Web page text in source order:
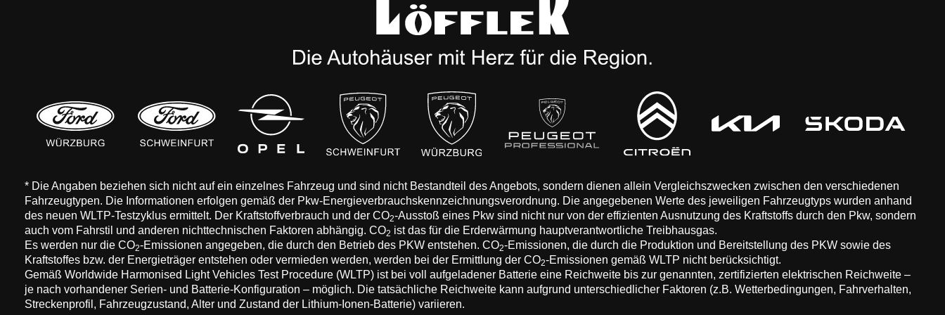
* Die Angaben beziehen sich nicht auf ein einzelnes Fahrzeug und sind nicht Bestandteil des Angebots, sondern dienen allein Vergleichszwecken zwischen den verschiedenen
Fahrzeugtypen. Die Informationen erfolgen gemäß der Pkw-Energieverbrauchskennzeichnungsverordnung. Die angegebenen Werte des jeweiligen Fahrzeugtyps wurden anhand
des neuen WLTP-Testzyklus ermittelt. Der Kraftstoffverbrauch und der CO2-Ausstoß eines Pkw sind nicht nur von der effizienten Ausnutzung des Kraftstoffs durch den Pkw, sondern
auch vom Fahrstil und anderen nichttechnischen Faktoren abhängig. CO2 ist das für die Erderwärmung hauptverantwortliche Treibhausgas.
Es werden nur die CO2-Emissionen angegeben, die durch den Betrieb des PKW entstehen. CO2-Emissionen, die durch die Produktion und Bereitstellung des PKW sowie des
Kraftstoffes bzw. der Energieträger entstehen oder vermieden werden, werden bei der Ermittlung der CO2-Emissionen gemäß WLTP nicht berücksichtigt.
Gemäß Worldwide Harmonised Light Vehicles Test Procedure (WLTP) ist bei voll aufgeladener Batterie eine Reichweite bis zur genannten, zertifizierten elektrischen Reichweite –
je nach vorhandener Serien- und Batterie-Konfiguration – möglich. Die tatsächliche Reichweite kann aufgrund unterschiedlicher Faktoren (z.B. Wetterbedingungen, Fahrverhalten,
Streckenprofil, Fahrzeugzustand, Alter und Zustand der Lithium-Ionen-Batterie) variieren.